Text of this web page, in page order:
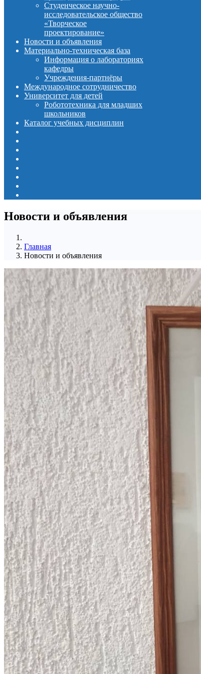
Студенческое научно-
исследовательское общество
«Творческое
проектирование»
Новости и объявления
Материально-техническая база
Информация о лабораториях
кафедры
Учреждения-партнёры
Международное сотрудничество
Университет для детей
Робототехника для младших
школьников
Каталог учебных дисциплин
Новости и объявления
Главная
Новости и объявления